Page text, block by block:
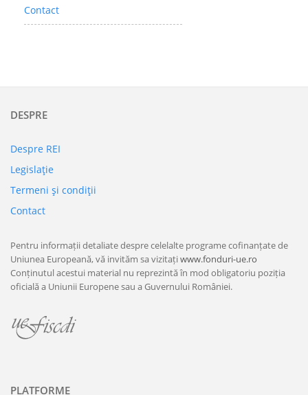
Contact
DESPRE
Despre REI
Legislaţie
Termeni şi condiţii
Contact
Pentru informații detaliate despre celelalte programe cofinanțate de
Uniunea Europeană, vă invităm sa vizitațiwww.fonduri-ue.ro
Conținutul acestui material nu reprezintă în mod obligatoriu poziția
oficială a Uniunii Europene sau a Guvernului României.
PLATFORME